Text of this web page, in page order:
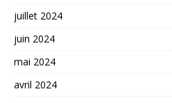
juillet 2024
juin 2024
mai 2024
avril 2024